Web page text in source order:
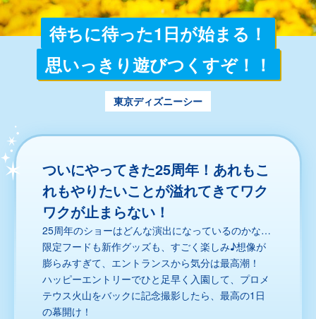
待ちに待った1日が始まる！
思いっきり遊びつくすぞ！！
東京ディズニーシー
ついにやってきた25周年！あれもこ
れもやりたいことが溢れてきてワク
ワクが止まらない！
25周年のショーはどんな演出になっているのかな…
限定フードも新作グッズも、すごく楽しみ♪想像が
膨らみすぎて、エントランスから気分は最高潮！
ハッピーエントリーでひと足早く入園して、プロメ
テウス火山をバックに記念撮影したら、最高の1日
の幕開け！